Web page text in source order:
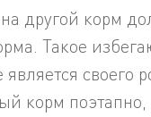
другой корм
Такое
своего
корм